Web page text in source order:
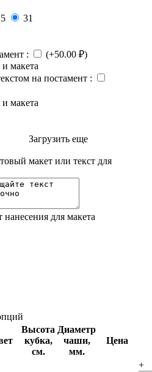
31
: (+50.00 ₽)
макета
на постамент :
макета
Загрузить еще
макет или текст для
для макета
Высота
кубка,
см.
Диаметр
чаши,
мм.
Цена
+